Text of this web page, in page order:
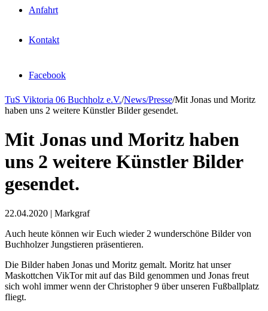
Anfahrt
Kontakt
Facebook
TuS Viktoria 06 Buchholz e.V./News/Presse/Mit Jonas und Moritz
haben uns 2 weitere Künstler Bilder gesendet.
Mit Jonas und Moritz haben
uns 2 weitere Künstler Bilder
gesendet.
22.04.2020 | Markgraf
Auch heute können wir Euch wieder 2 wunderschöne Bilder von
Buchholzer Jungstieren präsentieren.
Die Bilder haben Jonas und Moritz gemalt. Moritz hat unser
Maskottchen VikTor mit auf das Bild genommen und Jonas freut
sich wohl immer wenn der Christopher 9 über unseren Fußballplatz
fliegt.